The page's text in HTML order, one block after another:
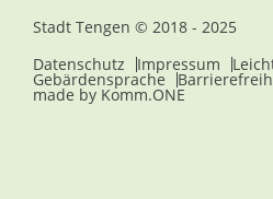
Stadt Tengen © 2018 - 2025
Datenschutz
Impressum
Gebärdensprache
made by Komm.ONE